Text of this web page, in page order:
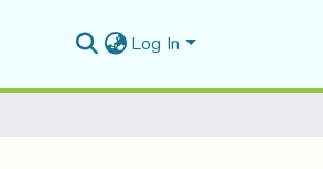
Log In